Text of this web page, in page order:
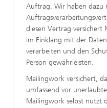
Auftrag. Wir haben dazu
diesen Vertrag versichert
im Einklang mit der
verarbeiten und den
Person gewährleisten.
Mailingwork versichert,
umfassend vor
Mailingwork selbst nutzt